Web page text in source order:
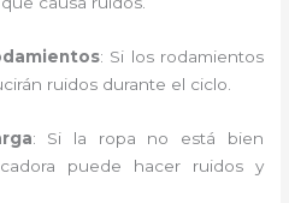
: Si los rodamientos
ruidos durante el ciclo.
: Si la ropa no está bien
puede hacer ruidos y